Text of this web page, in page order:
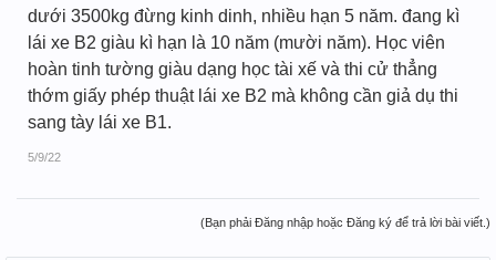
dưới 3500kg đừng kinh dinh, nhiều hạn 5 năm. đang kì
lái xe B2 giàu kì hạn là 10 năm (mười năm). Học viên
hoàn tinh tường giàu dạng học tài xế và thi cử thẳng
thớm giấy phép thuật lái xe B2 mà không cần giả dụ thi
sang tày lái xe B1.
5/9/22
(Bạn phải Đăng nhập hoặc Đăng ký để trả lời bài viết.)